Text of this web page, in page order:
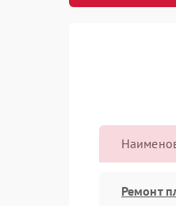
Ремонт